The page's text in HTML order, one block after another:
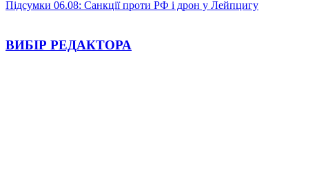
Підсумки 06.08: Санкції проти РФ і дрон у Лейпцигу
ВИБІР РЕДАКТОРА